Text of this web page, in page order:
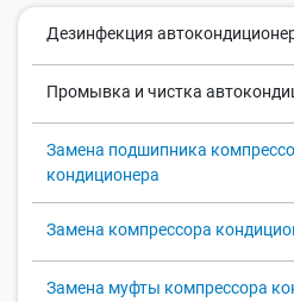
Дезинфекция
Промывка и чистка
Замена подшипника
кондиционера
Замена компрессора
Замена муфты компрессора